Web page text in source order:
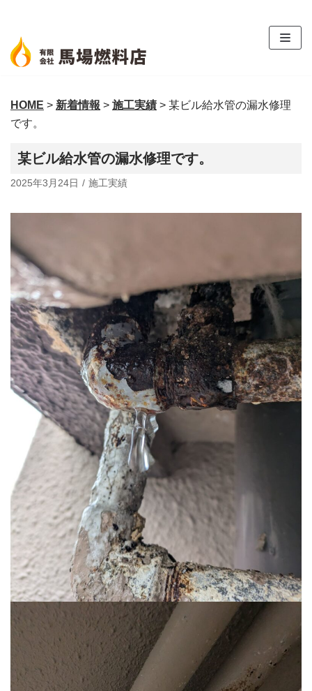
ン
テ
ン
へ
ス
ッ
プ
HOME > 新着情報 > 施工実績 > 某ビル給水管の漏水修理
です。
某ビル給水管の漏水修理です。
2025年3月24日 施工実績